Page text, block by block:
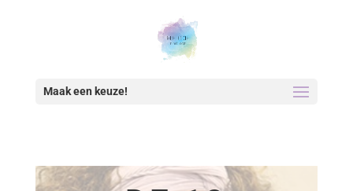
Maak een keuze!